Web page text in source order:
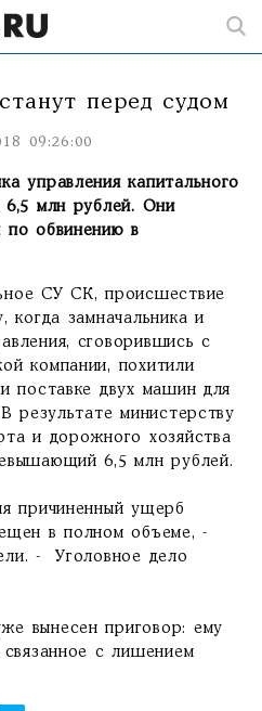
перед судом
09:26:00
управления капитального
6,5 млн рублей. Они
по обвинению в
СУ СК, происшествие
когда замначальника и
сговорившись с
компании, похитили
поставке двух машин для
результате министерству
и дорожного хозяйства
6,5 млн рублей.
причиненный ущерб
в полном объеме, -
- Уголовное дело
вынесен приговор: ему
связанное с лишением